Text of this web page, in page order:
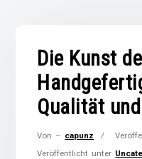
Die Kunst
Qualität
Von – capunz
Veröffentlicht unter